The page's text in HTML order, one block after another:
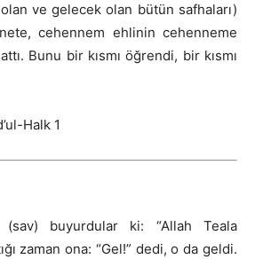
ve gelecek olan bütün safhaları)
cehennem ehlinin cehenneme
Bunu bir kısmı öğrendi, bir kısmı
Halk 1
(sav) buyurdular ki: “Allah Teala
zaman ona: “Gel!” dedi, o da geldi.